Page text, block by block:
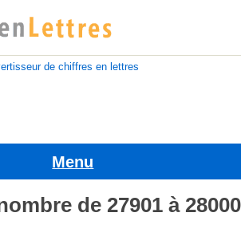
de chiffres en lettres
Menu
de 27901 à 28000